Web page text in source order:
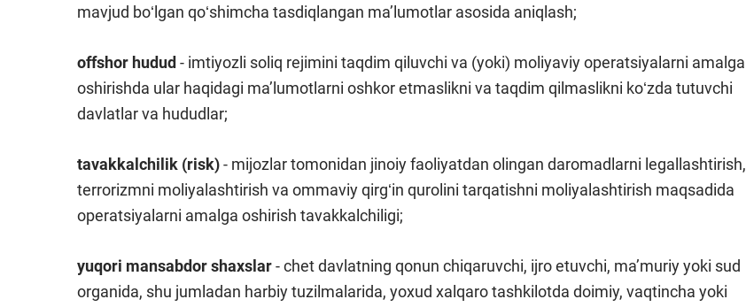
mavjud boʻlgan qoʻshimcha tasdiqlangan maʼlumotlar asosida aniqlash;
offshor hudud - imtiyozli soliq rejimini taqdim qiluvchi va (yoki) moliyaviy operatsiyalarni amalga
oshirishda ular haqidagi maʼlumotlarni oshkor etmaslikni va taqdim qilmaslikni koʻzda tutuvchi
davlatlar va hududlar;
tavakkalchilik (risk)- mijozlar tomonidan jinoiy faoliyatdan olingan daromadlarni legallashtirish,
terrorizmni moliyalashtirish va ommaviy qirgʻin qurolini tarqatishni moliyalashtirish maqsadida
operatsiyalarni amalga oshirish tavakkalchiligi;
yuqori mansabdor shaxslar- chet davlatning qonun chiqaruvchi, ijro etuvchi, maʼmuriy yoki sud
organida, shu jumladan harbiy tuzilmalarida, yoxud xalqaro tashkilotda doimiy, vaqtincha yoki